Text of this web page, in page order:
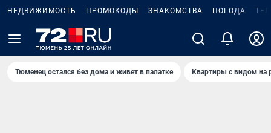
НЕДВИЖИМОСТЬ ПРОМОКОДЫ ЗНАКОМСТВА ПОГОДА
Тюменец остался без дома и живет в палатке Квартиры с видом на